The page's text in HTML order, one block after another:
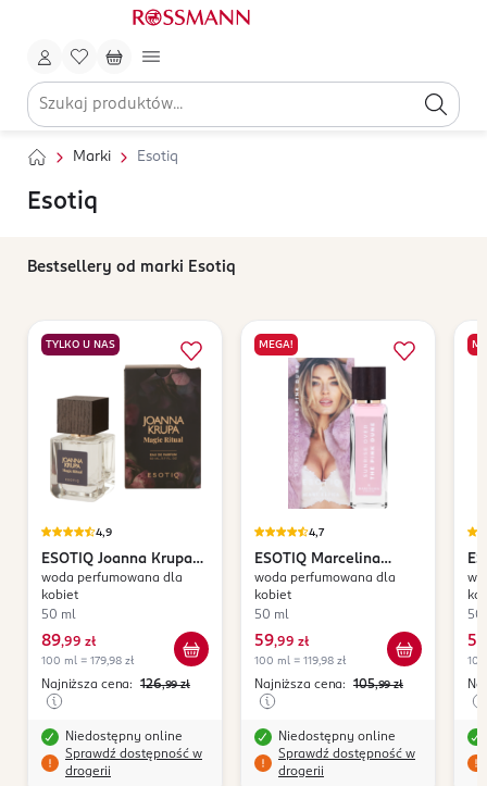
Marki Esotiq
Esotiq
Bestsellery od marki Esotiq
TYLKO U NAS
4,9
ESOTIQ Joanna Krupa
Magic Ritual
woda perfumowana dla
kobiet
50 ml
89,99 zł
100 ml = 179,98 zł
Najniższa cena: 126,99 zł
Niedostępny online
Sprawdź dostępność w
drogerii
MEGA!
4,7
ESOTIQ Marcelina
Zawadzka Sunrise Over
The Pink
woda perfumowana dla
kobiet
50 ml
59,99 zł
100 ml = 119,98 zł
Najniższa cena: 105,99 zł
Niedostępny online
Sprawdź dostępność w
drogerii
50
59
100